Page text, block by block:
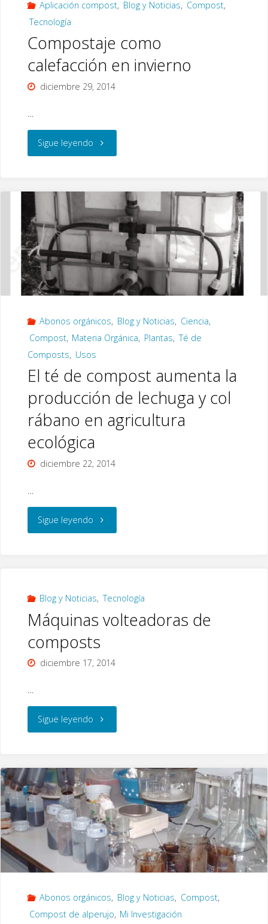
Aplicación compost, Blog y Noticias, Compost,
Tecnología
Compostaje como
calefacción en invierno
diciembre 29, 2014
…
Sigue leyendo"Compostaje
calefacción
en
invierno"
Abonos orgánicos, Blog y Noticias, Ciencia,
Compost, Materia Orgánica, Plantas, Té de
Composts, Usos
El té de compost aumenta la
producción de lechuga y col
rábano en agricultura
ecológica
diciembre 22, 2014
…
Sigue leyendo"El
compost
aumenta
la
lechuga
col
rábano
en
agricultura
Blog y Noticias, Tecnología
Máquinas volteadoras de
composts
diciembre 17, 2014
…
Sigue leyendo"Máquinas
de
composts"
Abonos orgánicos, Blog y Noticias, Compost,
Compost de alperujo, Mi Investigación